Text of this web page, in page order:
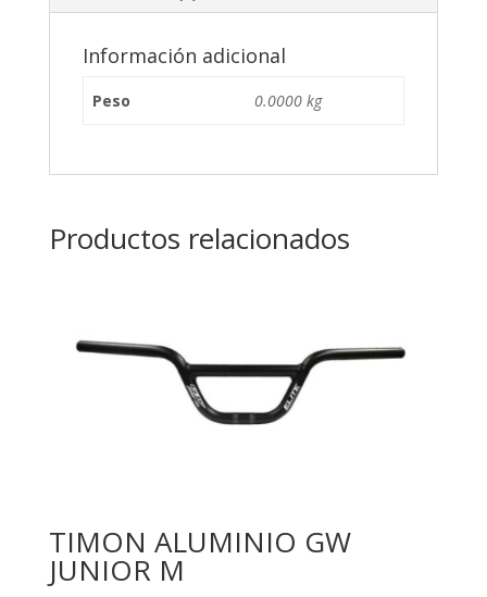
Información adicional
Peso 0.0000 kg
Productos relacionados
TIMON ALUMINIO GW
JUNIOR M